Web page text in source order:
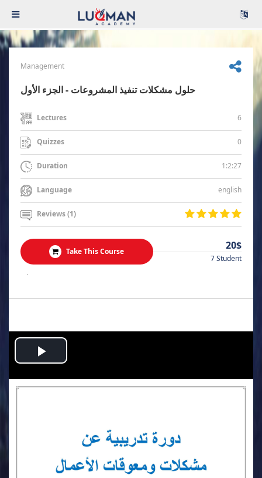
Management
حلول مشكلات تنفيذ المشروعات - الجزء الأول
Lectures 6
Quizzes 0
Duration 1:2:27
Language english
Reviews (1)
Take This Course 20$
7 Student
.
Play
Video